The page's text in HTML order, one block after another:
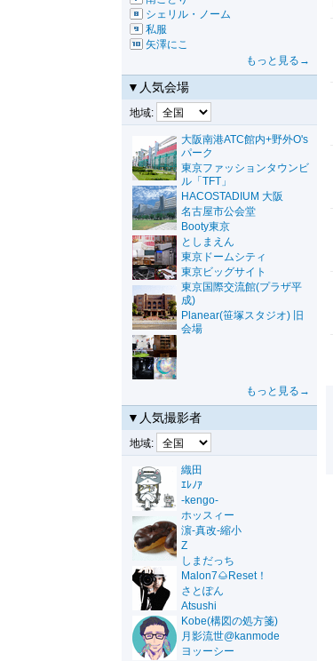
シェリル・ノーム
私服
矢澤にこ
もっと見る→
▼人気会場
地域:
大阪南港ATC館内+野外O's
パーク
東京ファッションタウンビ
ル「TFT」
HACOSTADIUM 大阪
名古屋市公会堂
Booty東京
としまえん
東京ドームシティ
東京ビッグサイト
東京国際交流館(プラザ平
成)
Planear(笹塚スタジオ) 旧
会場
もっと見る→
▼人気撮影者
地域:
織田
ｴﾚﾉｱ
-kengo-
ホッスィー
濵-真改-縮小
Z
しまだっち
Malon7🌰Reset！
さとぽん
Atsushi
Kobe(構図の処方箋)
月影流世@kanmode
ヨッーシー